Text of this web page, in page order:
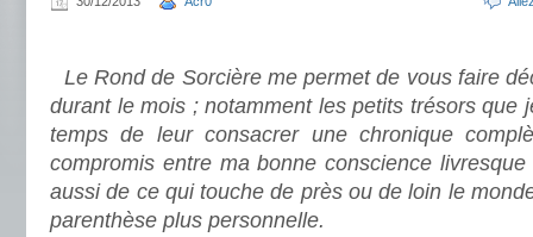
Le Rond de Sorcière me permet de vous faire
durant le mois ; notamment les petits trésors que
temps de leur consacrer une chronique
compromis entre ma bonne conscience
aussi de ce qui touche de près ou de loin le
parenthèse plus personnelle.